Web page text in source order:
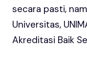
secara pasti,
Universitas,
Akreditasi Baik